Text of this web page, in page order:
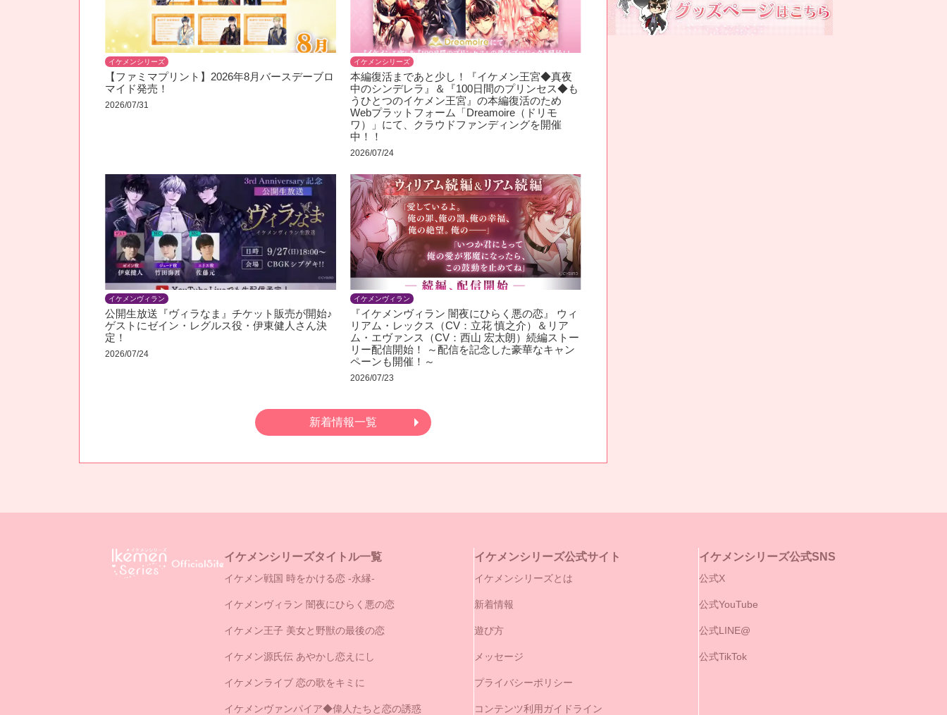
イケメンシリーズ
【ファミマプリント】2026年8月バースデーブロ
マイド発売！
2026/07/31
イケメンシリーズ
本編復活まであと少し！『イケメン王宮◆真夜
中のシンデレラ』＆『100日間のプリンセス◆も
うひとつのイケメン王宮』の本編復活のため
Webプラットフォーム「Dreamoire（ドリモ
ワ）」にて、クラウドファンディングを開催
中！！
2026/07/24
イケメンヴィラン
公開生放送『ヴィラなま』チケット販売が開始♪
ゲストにゼイン・レグルス役・伊東健人さん決
定！
2026/07/24
イケメンヴィラン
『イケメンヴィラン 闇夜にひらく悪の恋』 ウィ
リアム・レックス（CV：立花 慎之介）＆リア
ム・エヴァンス（CV：西山 宏太朗）続編ストー
リー配信開始！ ～配信を記念した豪華なキャン
ペーンも開催！～
2026/07/23
新着情報一覧
イケメンシリーズタイトル一覧
イケメン戦国 時をかける恋 -永縁-
イケメンヴィラン 闇夜にひらく悪の恋
イケメン王子 美女と野獣の最後の恋
イケメン源氏伝 あやかし恋えにし
イケメンライブ 恋の歌をキミに
イケメンヴァンパイア◆偉人たちと恋の誘惑
イケメンシリーズ公式サイト
イケメンシリーズとは
新着情報
遊び方
メッセージ
プライバシーポリシー
コンテンツ利用ガイドライン
イケメンシリーズ公式SNS
公式X
公式YouTube
公式LINE@
公式TikTok